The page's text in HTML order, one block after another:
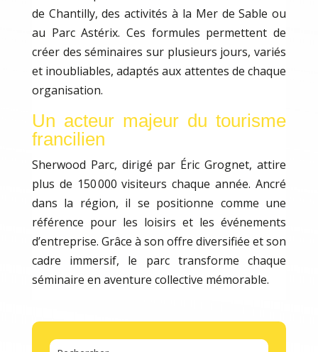
de Chantilly, des activités à la Mer de Sable ou
au Parc Astérix. Ces formules permettent de
créer des séminaires sur plusieurs jours, variés
et inoubliables, adaptés aux attentes de chaque
organisation.
Un acteur majeur du tourisme
francilien
Sherwood Parc, dirigé par Éric Grognet, attire
plus de 150 000 visiteurs chaque année. Ancré
dans la région, il se positionne comme une
référence pour les loisirs et les événements
d’entreprise. Grâce à son offre diversifiée et son
cadre immersif, le parc transforme chaque
séminaire en aventure collective mémorable.